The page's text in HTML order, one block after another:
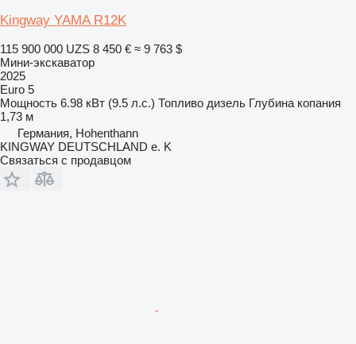
Kingway YAMA R12K
115 900 000 UZS 8 450 € ≈ 9 763 $
Мини-экскаватор
2025
Euro 5
Мощность 6.98 кВт (9.5 л.с.) Топливо дизель Глубина копания
1,73 м
Германия, Hohenthann
KINGWAY DEUTSCHLAND e. K
Связаться с продавцом